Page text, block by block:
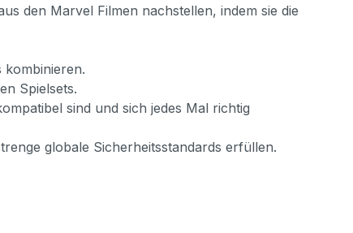
den Marvel Filmen nachstellen, indem sie die
kombinieren.
Spielsets.
sind und sich jedes Mal richtig
globale Sicherheitsstandards erfüllen.